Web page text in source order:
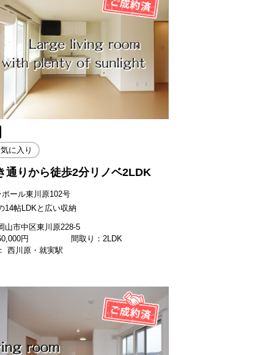
に入り
通りから徒歩2分リノベ2LDK
ール東川原102号
14帖LDKと広い収納
山市中区東川原228-5
円
間取り：2LDK
西川原・就実駅